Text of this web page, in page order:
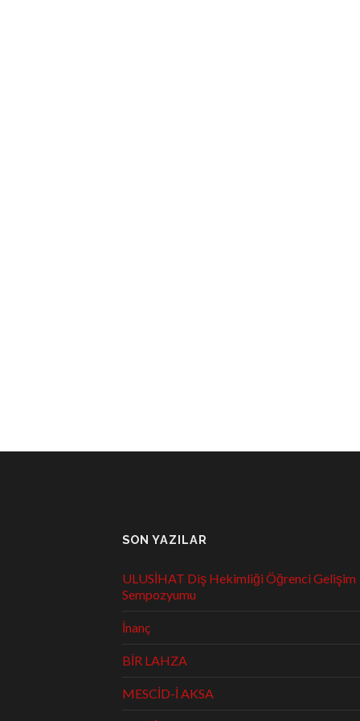
SON YAZILAR
ULUSİHAT Diş Hekimliği Öğrenci Gelişim
Sempozyumu
İnanç
BİR LAHZA
MESCİD-İ AKSA